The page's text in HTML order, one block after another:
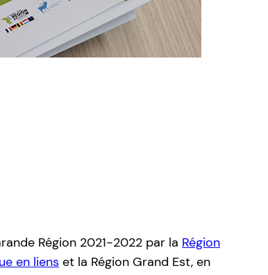
Région 2021-2022 par la Région
en liens et la Région Grand Est, en